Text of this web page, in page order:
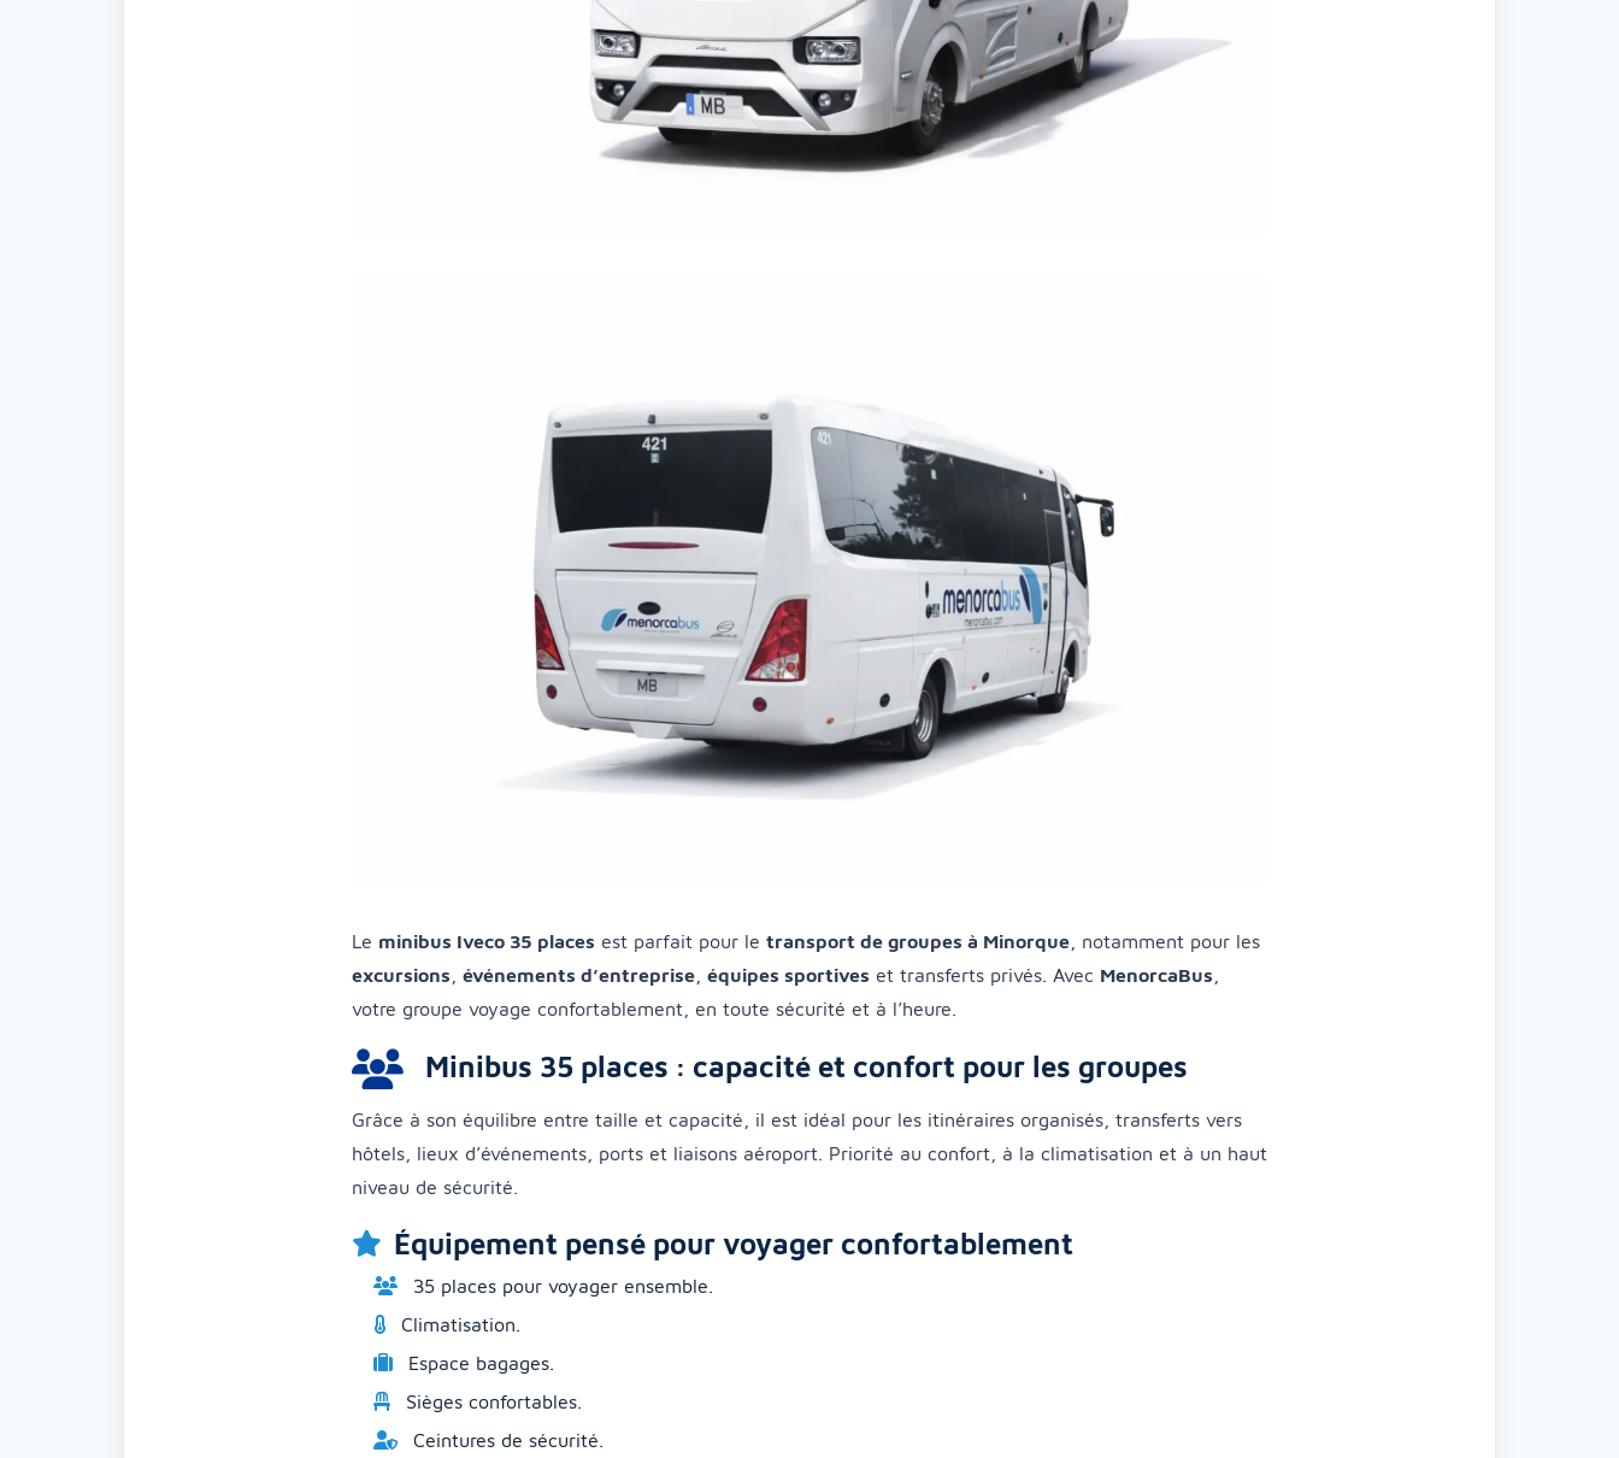
Le minibus Iveco 35 places est parfait pour le transport de groupes à Minorque , notamment pour les
excursions
événements d’entreprise équipes sportives et transferts privés. Avec MenorcaBus
votre groupe voyage confortablement, en toute sécurité et à l’heure.
Minibus 35 places : capacité et confort pour les groupes
Grâce à son équilibre entre taille et capacité, il est idéal pour les itinéraires organisés, transferts vers
hôtels, lieux d’événements, ports et liaisons aéroport. Priorité au confort, à la climatisation et à un haut
niveau de sécurité.
Équipement pensé pour voyager confortablement
35 places pour voyager ensemble.
Climatisation.
Espace bagages.
Sièges confortables.
Ceintures de sécurité.